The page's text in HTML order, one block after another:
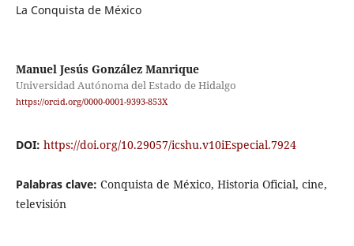
La Conquista de México
Manuel Jesús González Manrique
Universidad Autónoma del Estado de Hidalgo
https://orcid.org/0000-0001-9393-853X
DOI: https://doi.org/10.29057/icshu.v10iEspecial.7924
Palabras clave: Conquista de México, Historia Oficial, cine,
televisión